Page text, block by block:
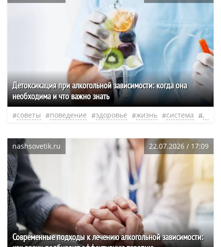
Детоксикация при алкогольной зависимости: когда она
необходима и что важно знать
советы поведение здоровье жизнь система
nashsovetik.ru 22.07.2026 / 17:09
Современные подходы к лечению алкогольной зависимости: